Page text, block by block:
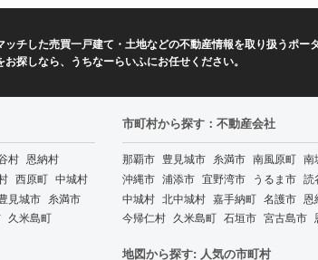
チした売買一戸建て・土地などの不動産情報を取り扱うポー
探しなら、うちなーらいふにお任せください。
村 恩納村
西原町 中城村
見城市 糸満市
久米島町
市町村から探す：不動産会社
那覇市 豊見城市 糸満市 南風原町 南
沖縄市 浦添市 宜野湾市 うるま市 読
中城村 北中城村 嘉手納町 名護市 恩
今帰仁村 久米島町 石垣市 宮古島市
地図から探す: 人気の市町村